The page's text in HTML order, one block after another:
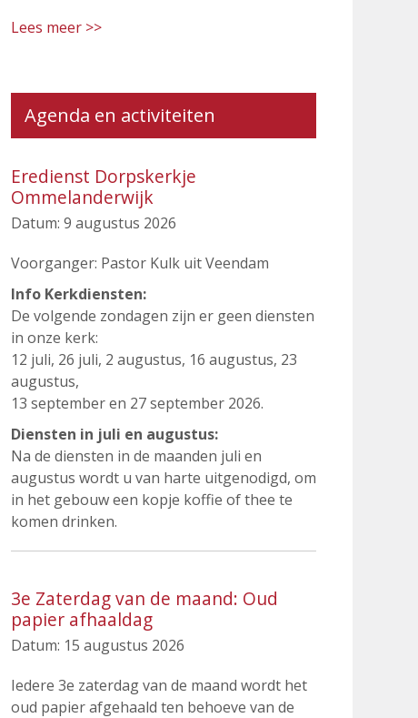
Lees meer >>
Agenda en activiteiten
Eredienst Dorpskerkje
Ommelanderwijk
Datum: 9 augustus 2026
Voorganger: Pastor Kulk uit Veendam
Info Kerkdiensten:
De volgende zondagen zijn er geen diensten
in onze kerk:
12 juli, 26 juli, 2 augustus, 16 augustus, 23
augustus,
13 september en 27 september 2026.
Diensten in juli en augustus:
Na de diensten in de maanden juli en
augustus wordt u van harte uitgenodigd, om
in het gebouw een kopje koffie of thee te
komen drinken.
3e Zaterdag van de maand: Oud
papier afhaaldag
Datum: 15 augustus 2026
Iedere 3e zaterdag van de maand wordt het
oud papier afgehaald ten behoeve van de